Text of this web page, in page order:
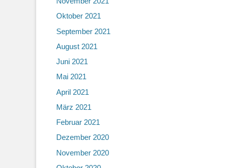
Oktober 2021
September 2021
August 2021
Juni 2021
Mai 2021
April 2021
März 2021
Februar 2021
Dezember 2020
November 2020